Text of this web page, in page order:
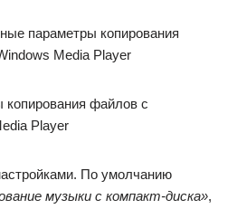
По умолчанию
музыки с компакт-диска»,